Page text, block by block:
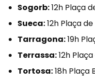
Sogorb:12h Plaça
Sueca:12h Plaça
Tarragona:19h
Terrassa:12h
Tortosa:18h Plaça